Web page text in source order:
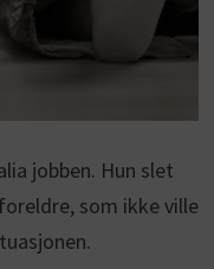
jobben. Hun slet
som ikke ville